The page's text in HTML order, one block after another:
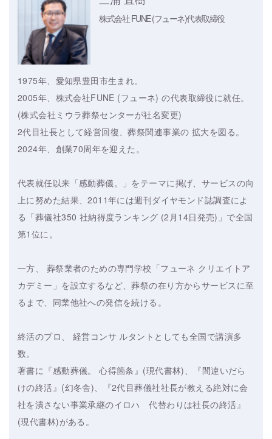
株式会社 FUNE (フューネ)代表取締役
1975年、愛知県豊田市生まれ。
2005年、株式会社FUNE (フューネ) の代表取締役に就任。
(株式会社ミウラ葬祭センターが社名変更)
2代目社長として経営回復、葬祭関連事業の 拡大を図る。
2024年、創業70周年を迎えた。
代表就任以来「感動葬儀。」をテーマに掲げ、サービスの向
上に努めた結果、2011年には週刊ダイヤモンド誌調査によ
る「葬儀社350 社納得度ランキング (2月14日発売)」で全国
第1位に。
一方、 葬祭業者のための専門学校「フューネ クリエイトア
カデミー」を設立するなど、葬祭の在り方からサービスに至
るまで、同業他社への発信を続ける。
終活のプロ、 経営コンサ ルタントとしても全国で講演多
数。
著書に『感動葬儀。 心得箇条』(現代書林)、『間違いだら
けの終活』(幻冬舎)、『2代目葬儀社社長が教える絶対に会
社を潰さない事業承継のイロハ 代替わりは社長の終活』
(現代書林)がある。